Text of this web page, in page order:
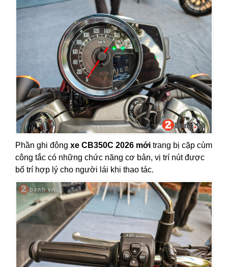
Phần ghi đông xe CB350C 2026 mới trang bị cặp cùm
công tắc có những chức năng cơ bản, vị trí nút được
bố trí hợp lý cho người lái khi thao tác.